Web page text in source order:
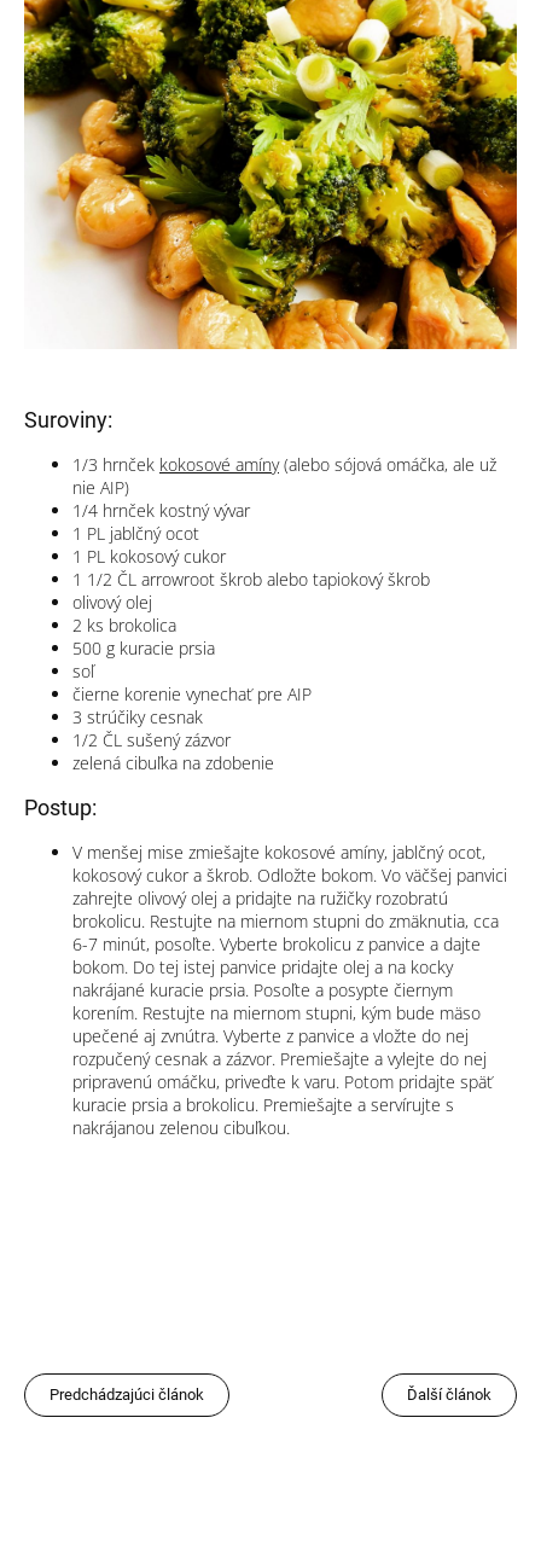
Suroviny:
1/3 hrnček kokosové amíny(alebo sójová omáčka, ale už
nie AIP)
1/4 hrnček kostný vývar
1 PL jablčný ocot
1 PL kokosový cukor
1 1/2 ČL arrowroot škrob alebo tapiokový škrob
olivový olej
2 ks brokolica
500 g kuracie prsia
soľ
čierne korenie vynechať pre AIP
3 strúčiky cesnak
1/2 ČL sušený zázvor
zelená cibuľka na zdobenie
Postup:
V menšej mise zmiešajte kokosové amíny, jablčný ocot,
kokosový cukor a škrob. Odložte bokom. Vo väčšej panvici
zahrejte olivový olej a pridajte na ružičky rozobratú
brokolicu. Restujte na miernom stupni do zmäknutia, cca
6-7 minút, posoľte. Vyberte brokolicu z panvice a dajte
bokom. Do tej istej panvice pridajte olej a na kocky
nakrájané kuracie prsia. Posoľte a posypte čiernym
korením. Restujte na miernom stupni, kým bude mäso
upečené aj zvnútra. Vyberte z panvice a vložte do nej
rozpučený cesnak a zázvor. Premiešajte a vylejte do nej
pripravenú omáčku, priveďte k varu. Potom pridajte späť
kuracie prsia a brokolicu. Premiešajte a servírujte s
nakrájanou zelenou cibuľkou.
Predchádzajúci článok Ďalší článok